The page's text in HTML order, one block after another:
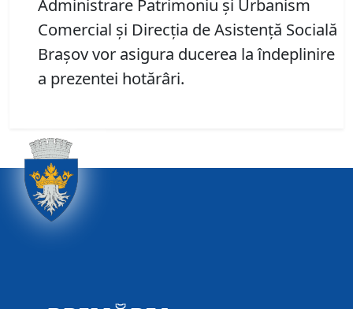
Administrare Patrimoniu şi Urbanism
Comercial și Direcția de Asistenţă Socială
Brașov vor asigura ducerea la îndeplinire
a prezentei hotărâri.